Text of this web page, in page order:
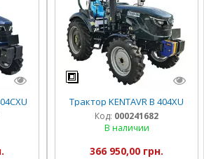
Трактор KENTAVR B 404XU
Код: 000241682
В наличии
366 950,00 грн.